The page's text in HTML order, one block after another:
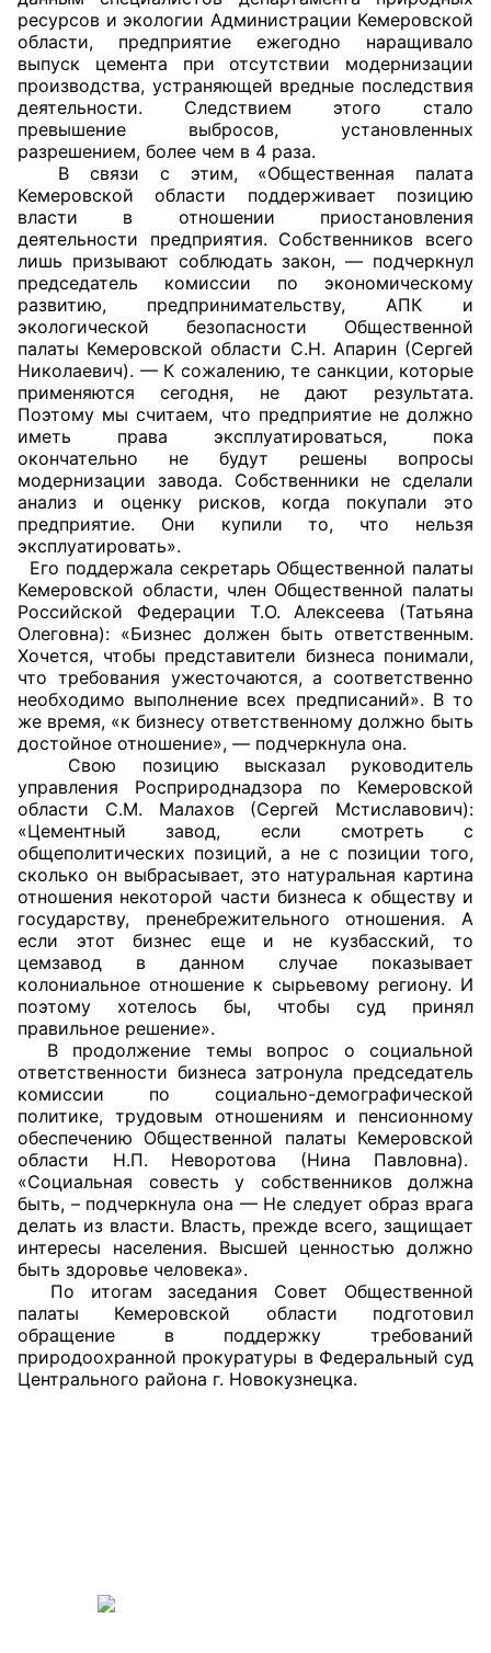
Общественные советы по проведению
независимой оценки качества условий
оказания услуг
О Палате
Структура Палаты
Комиссии
Экспертный совет ОП КО
Совет ОП КО
Общественный штаб
Члены ОП КО
Документы ОП КО
Регламент ОП КО
Кодекс этики ОП КО
Положения
Соглашения
Рекомендации
Порядок работы ЦОН
Аппарат ОП КО
УСТАВ ГКУ “АППАРАТ ОП КО”
Доходы руководителя за 2024 г.
ресурсов и экологии Администрации Кемеровской
области, предприятие ежегодно наращивало
выпуск цемента при отсутствии модернизации
производства, устраняющей вредные последствия
деятельности. Следствием этого стало
превышение выбросов, установленных
разрешением, более чем в 4 раза.
В связи с этим, «Общественная палата
Кемеровской области поддерживает позицию
власти в отношении приостановления
деятельности предприятия. Собственников всего
лишь призывают соблюдать закон, — подчеркнул
председатель комиссии по экономическому
развитию, предпринимательству, АПК и
экологической безопасности Общественной
палаты Кемеровской области С.Н. Апарин (Сергей
Николаевич). — К сожалению, те санкции, которые
применяются сегодня, не дают результата.
Поэтому мы считаем, что предприятие не должно
иметь права эксплуатироваться, пока
окончательно не будут решены вопросы
модернизации завода. Собственники не сделали
анализ и оценку рисков, когда покупали это
предприятие. Они купили то, что нельзя
эксплуатировать».
Его поддержала секретарь Общественной палаты
Кемеровской области, член Общественной палаты
Российской Федерации Т.О. Алексеева (Татьяна
Олеговна): «Бизнес должен быть ответственным.
Хочется, чтобы представители бизнеса понимали,
что требования ужесточаются, а соответственно
необходимо выполнение всех предписаний». В то
же время, «к бизнесу ответственному должно быть
достойное отношение», — подчеркнула она.
Свою позицию высказал руководитель
управления Росприроднадзора по Кемеровской
области С.М. Малахов (Сергей Мстиславович):
«Цементный завод, если смотреть с
общеполитических позиций, а не с позиции того,
сколько он выбрасывает, это натуральная картина
отношения некоторой части бизнеса к обществу и
государству, пренебрежительного отношения. А
если этот бизнес еще и не кузбасский, то
цемзавод в данном случае показывает
колониальное отношение к сырьевому региону. И
поэтому хотелось бы, чтобы суд принял
правильное решение».
В продолжение темы вопрос о социальной
ответственности бизнеса затронула председатель
комиссии по социально-демографической
политике, трудовым отношениям и пенсионному
обеспечению Общественной палаты Кемеровской
области Н.П. Неворотова (Нина Павловна).
«Социальная совесть у собственников должна
быть, – подчеркнула она — Не следует образ врага
делать из власти. Власть, прежде всего, защищает
интересы населения. Высшей ценностью должно
быть здоровье человека».
По итогам заседания Совет Общественной
палаты Кемеровской области подготовил
обращение в поддержку требований
природоохранной прокуратуры в Федеральный суд
Центрального района г. Новокузнецка.